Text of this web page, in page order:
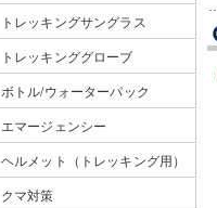
トレッキングサングラス
トレッキンググローブ
ボトル/ウォーターパック
エマージェンシー
ヘルメット（トレッキング用）
クマ対策